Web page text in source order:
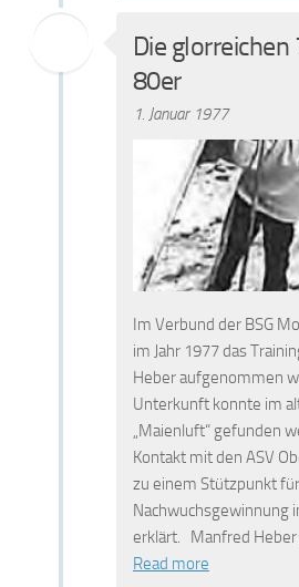
Die glorreichen
80er
1. Januar 1977
Im Verbund der BSG
im Jahr 1977 das
Heber aufgenommen
Unterkunft konnte im
„Maienluft“ gefunden
Kontakt mit den ASV
zu einem Stützpunkt
Nachwuchsgewinnung
erklärt. Manfred
Read more